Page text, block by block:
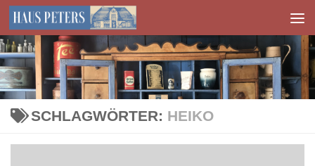
Zum Inhalt springen
SCHLAGWÖRTER: HEIKO